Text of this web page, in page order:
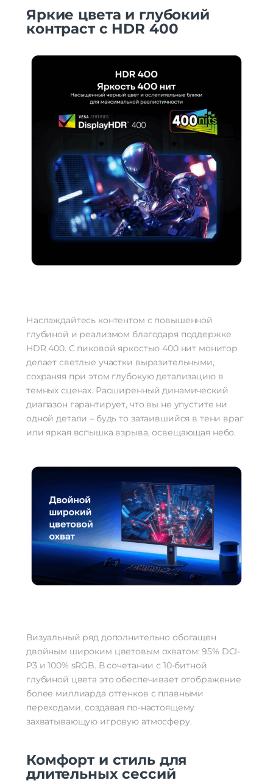
Яркие цвета и глубокий
контраст с HDR 400
Наслаждайтесь контентом с повышенной
глубиной и реализмом благодаря поддержке
HDR 400. С пиковой яркостью 400 нит монитор
делает светлые участки выразительными,
сохраняя при этом глубокую детализацию в
темных сценах. Расширенный динамический
диапазон гарантирует, что вы не упустите ни
одной детали – будь то затаившийся в тени враг
или яркая вспышка взрыва, освещающая небо.
Визуальный ряд дополнительно обогащен
двойным широким цветовым охватом: 95% DCI-
P3 и 100% sRGB. В сочетании с 10-битной
глубиной цвета это обеспечивает отображение
более миллиарда оттенков с плавными
переходами, создавая по-настоящему
захватывающую игровую атмосферу.
Комфорт и стиль для
длительных сессий